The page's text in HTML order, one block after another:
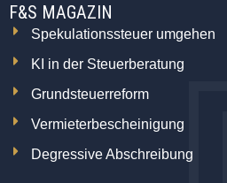
F&S MAGAZIN
Spekulationssteuer umgehen
KI in der Steuerberatung
Grundsteuerreform
Vermieterbescheinigung
Degressive Abschreibung